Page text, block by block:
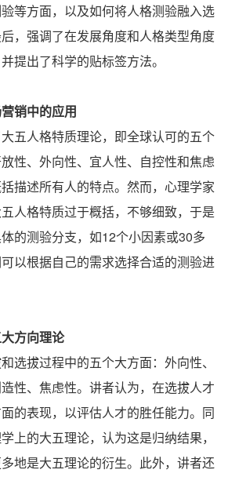
等方面，以及如何将人格测验融入选
，强调了在发展角度和人格类型角度
提出了科学的贴标签方法。
销中的应用
五人格特质理论，即全球认可的五个
性、外向性、宜人性、自控性和焦虑
描述所有人的特点。然而，心理学家
人格特质过于概括，不够细致，于是
的测验分支，如12个小因素或30多
以根据自己的需求选择合适的测验进
方向理论
选拔过程中的五个大方面：外向性、
性、焦虑性。讲者认为，在选拔人才
的表现，以评估人才的胜任能力。同
上的大五理论，认为这是归纳结果，
地是大五理论的衍生。此外，讲者还